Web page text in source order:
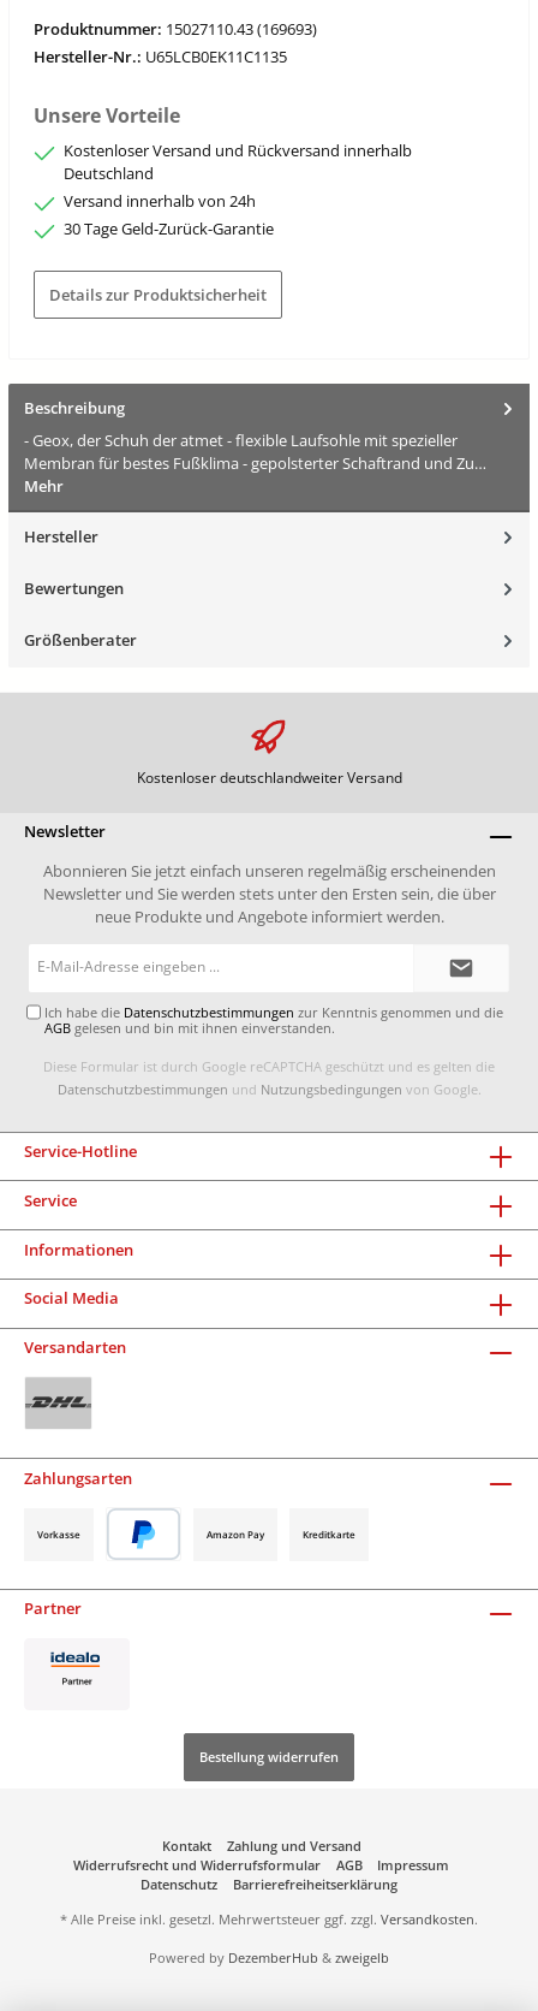
Produktnummer: 15027110.43 (169693)
Hersteller-Nr.: U65LCB0EK11C1135
Unsere Vorteile
Kostenloser Versand und Rückversand innerhalb
Deutschland
Versand innerhalb von 24h
30 Tage Geld-Zurück-Garantie
Details zur Produktsicherheit
Beschreibung
- Geox, der Schuh der atmet - flexible Laufsohle mit spezieller
Membran für bestes Fußklima - gepolsterter Schaftrand und Zu…
Mehr
Hersteller
Bewertungen
Größenberater
Kostenloser deutschlandweiter Versand
Newsletter
Abonnieren Sie jetzt einfach unseren regelmäßig erscheinenden
Newsletter und Sie werden stets unter den Ersten sein, die über
neue Produkte und Angebote informiert werden.
Ich habe die Datenschutzbestimmungen zur Kenntnis genommen und die
AGB gelesen und bin mit ihnen einverstanden.
Diese Formular ist durch Google reCAPTCHA geschützt und es gelten die
Datenschutzbestimmungen und Nutzungsbedingungen von Google.
Service-Hotline
Service
Informationen
Social Media
Versandarten
Zahlungsarten
Vorkasse Amazon Pay Kreditkarte
Partner
Bestellung widerrufen
Kontakt
Zahlung und Versand
Widerrufsrecht und Widerrufsformular
AGB
Impressum
Datenschutz
Barrierefreiheitserklärung
* Alle Preise inkl. gesetzl. Mehrwertsteuer ggf. zzgl. Versandkosten.
Powered by DezemberHub & zweigelb